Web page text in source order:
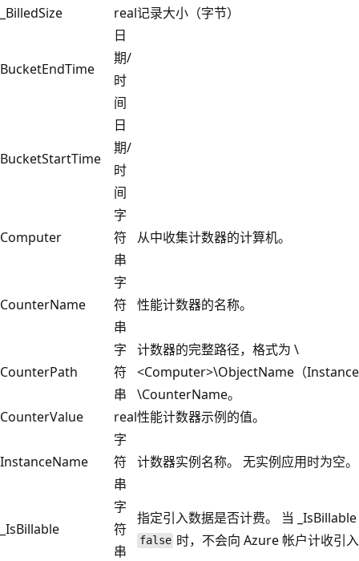
_BilledSize
real记录大小（字节）
BucketEndTime
日
期/
时
间
BucketStartTime
日
期/
时
间
Computer
字
符
串
从中收集计数器的计算机。
CounterName
字
符
串
性能计数器的名称。
CounterPath
字
符
串
计数器的完整路径，格式为 \
<Computer>\ObjectName（
\CounterName。
CounterValue
real性能计数器示例的值。
InstanceName
字
符
串
计数器实例名称。 无实例应用时为空。
_IsBillable
字
符
串
指定引入数据是否计费。 当
false 时，不会向 Azure 帐户计收引